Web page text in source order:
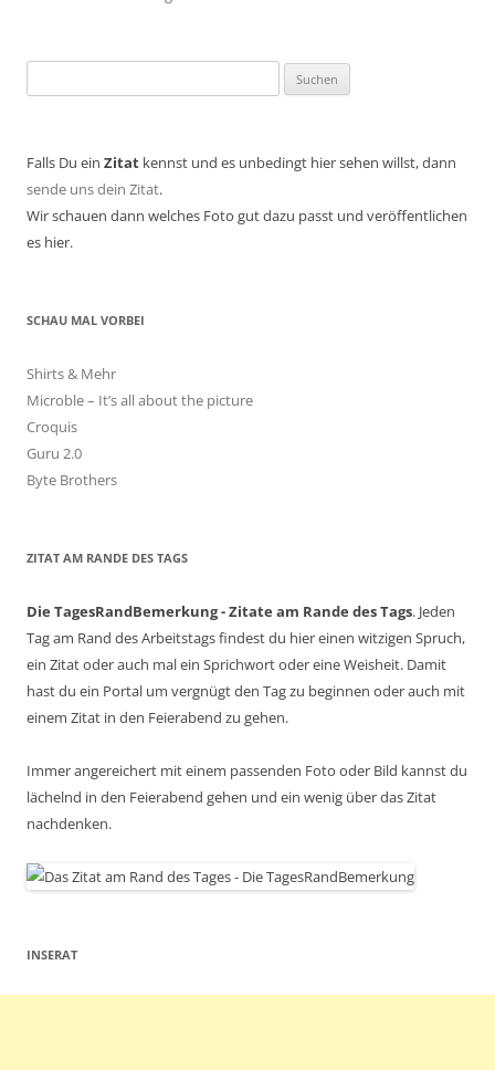
nach:
Falls Du ein Zitat kennst und es unbedingt hier sehen willst, dann
sende uns dein Zitat.
Wir schauen dann welches Foto gut dazu passt und veröffentlichen
es hier.
SCHAU MAL VORBEI
Shirts & Mehr
Microble – It’s all about the picture
Croquis
Guru 2.0
Byte Brothers
ZITAT AM RANDE DES TAGS
Die TagesRandBemerkung - Zitate am Rande des Tags. Jeden
Tag am Rand des Arbeitstags findest du hier einen witzigen Spruch,
ein Zitat oder auch mal ein Sprichwort oder eine Weisheit. Damit
hast du ein Portal um vergnügt den Tag zu beginnen oder auch mit
einem Zitat in den Feierabend zu gehen.
Immer angereichert mit einem passenden Foto oder Bild kannst du
lächelnd in den Feierabend gehen und ein wenig über das Zitat
nachdenken.
INSERAT